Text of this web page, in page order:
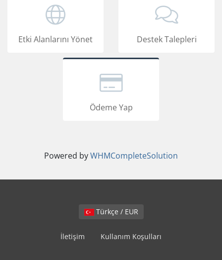
Etki Alanlarını Yönet Destek Talepleri
Ödeme Yap
Powered byWHMCompleteSolution
Türkçe / EUR
İletişim Kullanım Koşulları